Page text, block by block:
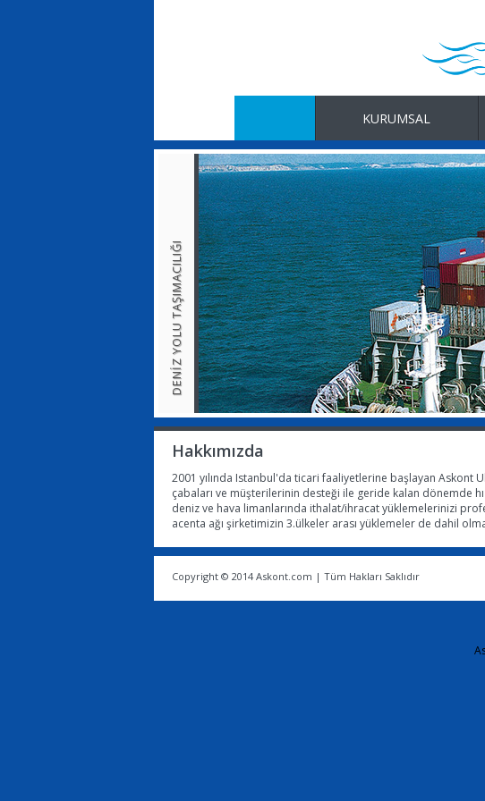
KURUMSAL
DENİZ YOLU TAŞIMACILIĞI
Hakkımızda
2001 yılında Istanbul'da ticari faaliyetlerine başlayan Askont
çabaları ve müşterilerinin desteği ile geride kalan dönemde
deniz ve hava limanlarında ithalat/ihracat yüklemelerinizi
acenta ağı şirketimizin 3.ülkeler arası yüklemeler de dahil
Copyright © 2014 Askont.com | Tüm Hakları Saklıdır